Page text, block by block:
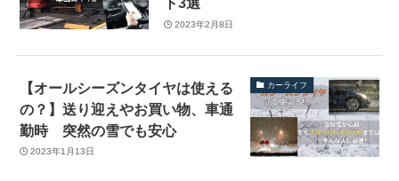
2023年2月8日
カーライフ
【オールシーズンタイヤは使える
の？】送り迎えやお買い物、車通
勤時 突然の雪でも安心
2023年1月13日